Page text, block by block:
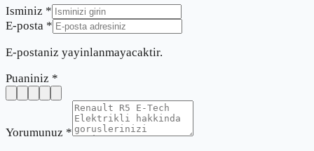
Isminiz *
E-posta *
E-postaniz yayinlanmayacaktir.
Puaniniz *
Yorumunuz *